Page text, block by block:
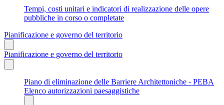
Tempi, costi unitari e indicatori di realizzazione delle opere
pubbliche in corso o completate
Pianificazione e governo del territorio
Pianificazione e governo del territorio
Piano di eliminazione delle Barriere Architettoniche - PEBA
Elenco autorizzazioni paesaggistiche